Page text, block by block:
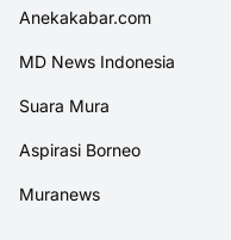
Anekakabar.com
MD News Indonesia
Suara Mura
Aspirasi Borneo
Muranews